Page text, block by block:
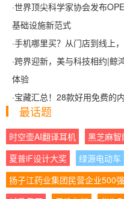
·世界顶尖科学家协会发布
基础设施新范式
·手机哪里买？从门店到线上
·跨界迎新，美与科技相约|鲸
体验
·宝藏汇总！28款好用免费的
最话题
时空壶AI翻译耳机
黑芝麻
夏普iF设计大奖
绿源电动车
扬子江药业集团民营企业500